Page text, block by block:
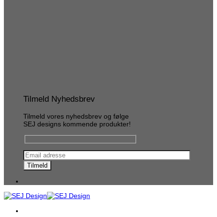
Tilmeld Nyhedsbrev
Tilmeld vores nyhedsbrev og følge
SEJ designs kommende produkter!